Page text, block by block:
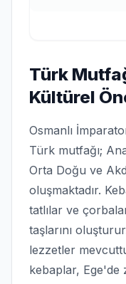
Türk
Kültürel
Osmanlı
Türk mutfağı;
Orta Doğu ve
oluşmaktadır.
tatlılar ve
taşlarını
lezzetler
kebaplar, Ege'de